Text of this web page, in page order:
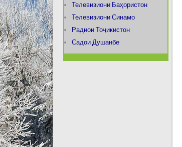
Телевизиони Баҳористон
Телевизиони Синамо
Радиои Тоҷикистон
Садои Душанбе